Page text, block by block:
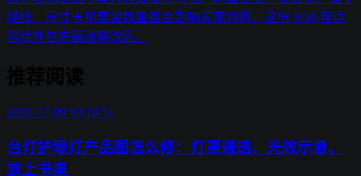
缝线、尺寸卡和套装数量都会影响买家判断，这份 SOP 帮运
营给外包先画清禁改区。
2026-07-09 19:18:51
台灯护眼灯产品图怎么修：灯罩通透、光效示意、
放上书桌